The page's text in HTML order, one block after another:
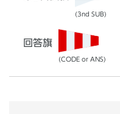
(3nd SUB)
回答旗
(CODE or ANS)